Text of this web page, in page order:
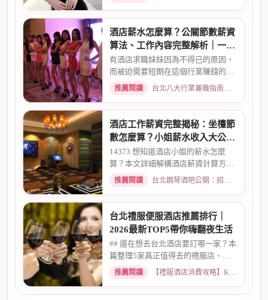
酒店薪水怎麼算？公關節數薪資
算法、工作內容完整解析｜一次
搞懂收入結構
有酒店求職妹妹因為不得已的原因，
而被迫需要短期在這個行業賺錢的時
候而環境又你文章提到的那麼...
推薦閱讀 台北八大行業兼職指南：熱門職缺與求職須知 · 2026-02-13
酒店工作薪資完整揭秘：坐檯節
數怎麼算？小姐薪水收入大公開
｜2026最新
14373 想知道酒店小姐的薪水怎麼
算？本文詳細解構酒店薪資計算方
式，從「坐檯節數」的基本概念、...
推薦閱讀 台北鋼琴酒吧公關：招募條件與工作環境介紹 · 2026-03-09
台北禮服便服酒店推薦排行｜
2026最新TOP5帶你嗨翻夜生活
## 還在想去台北酒店要訂哪一家？本
篇整理5家真正值得去的禮服店、便
服店，從氣氛、小姐素質、消...
推薦閱讀 【禮服酒店消費攻略】KTV喝酒娛樂、價格試算 · 2026-05-08